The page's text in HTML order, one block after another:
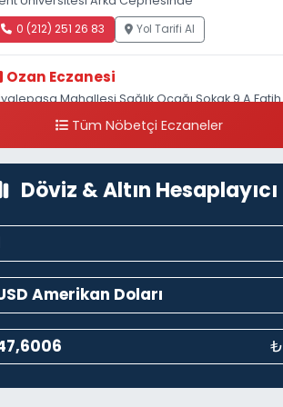
0 (212) 251 26 83 Yol Tarifi Al
Ozan Eczanesi
Mahallesi Sağlık Ocağı Sokak 9 A Fatih
Tüm Nöbetçi Eczaneler
Döviz & Altın Hesaplayıcı
₺